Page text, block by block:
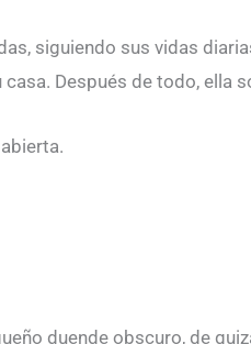
siguiendo sus vidas
Después de todo, ella
duende obscuro, de